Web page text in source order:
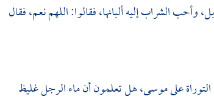
الشراب إليه ألبانها، فقالوا: اللهم نعم، فقال
التوراة على موسى، هل تعلمون أن ماء الرجل غليظ